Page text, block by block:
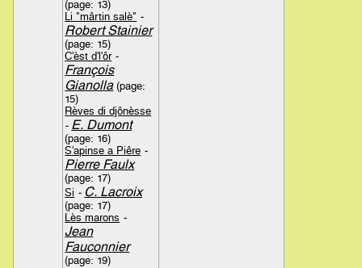
(page: 13)
Li "mârtin salè" -
Robert Stainier
(page: 15)
C'èst d'l'ôr -
François
Gianolla(page:
15)
Rèves di djônèsse
- E. Dumont
(page: 16)
S'apinse a Piêre -
Pierre Faulx
(page: 17)
Si - C. Lacroix
(page: 17)
Lès marons -
Jean
Fauconnier
(page: 19)